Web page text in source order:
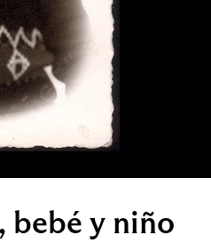
bebé y niño